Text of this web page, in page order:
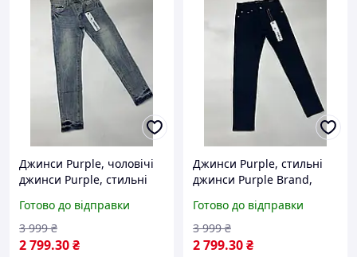
Джинси Purple, чоловічі
джинси Purple, стильні
модні джинси Purple,
брендований денім
Purple, одяг Purple
Готово до відправки
2 799.30₴
3 999 ₴
Джинси Purple, стильні
джинси Purple Brand,
модні джинси Purple,
бренд Purple, одяг Purple
Brand
Готово до відправки
2 799.30₴
3 999 ₴